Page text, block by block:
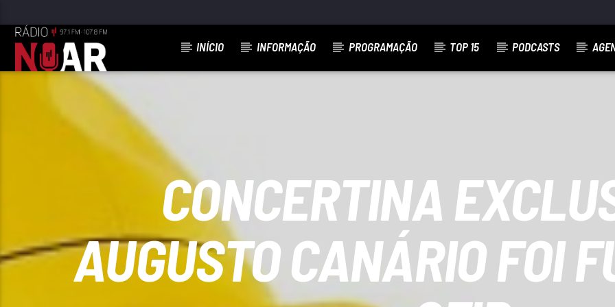
INÍCIO INFORMAÇÃO PROGRAMAÇÃO TOP 15 PODCASTS
FAIXA ATUAL
ONTEM HOJE E AMANHÃ
JOSÉ CID
CONCERTINA
AUGUSTO CANÁRIO FOI